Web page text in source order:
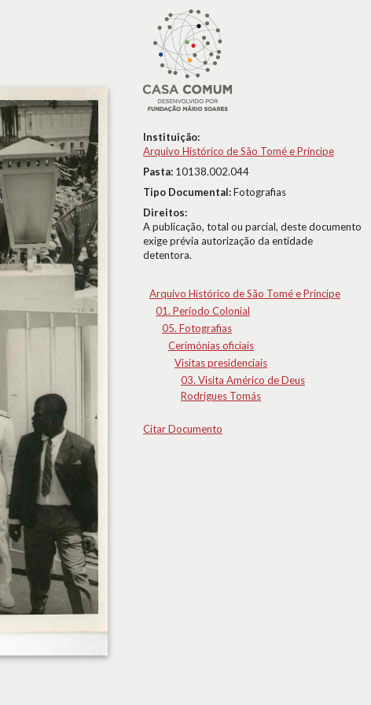
Instituição:
Arquivo Histórico de São Tomé e Príncipe
Pasta: 10138.002.044
Tipo Documental:Fotografias
Direitos:
A publicação, total ou parcial, deste documento
exige prévia autorização da entidade
detentora.
Arquivo Histórico de São Tomé e Príncipe
01. Período Colonial
05. Fotografias
Cerimónias oficiais
Visitas presidenciais
03. Visita Américo de Deus
Rodrigues Tomás
Citar Documento